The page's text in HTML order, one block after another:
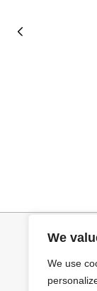
We
We use